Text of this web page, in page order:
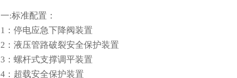
一:标准配置：
1：停电应急下降阀装置
2：液压管路破裂安全保护装置
3：螺杆式支撑调平装置
4：超载安全保护装置